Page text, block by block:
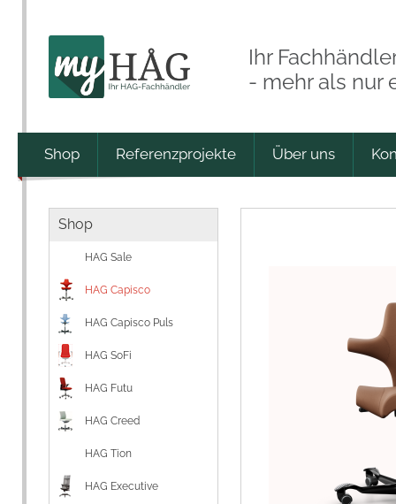
Ihr
- mehr als nur
Shop Referenzprojekte Über uns
Shop
HAG Sale
HAG Capisco
HAG Capisco Puls
HAG SoFi
HAG Futu
HAG Creed
HAG Tion
HAG Executive